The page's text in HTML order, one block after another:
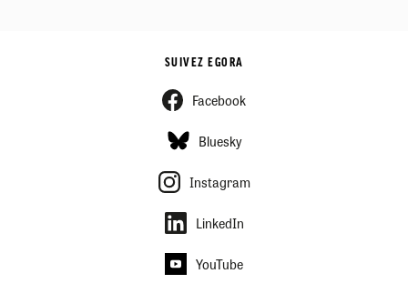
SUIVEZ EGORA
Facebook
Bluesky
Instagram
LinkedIn
YouTube